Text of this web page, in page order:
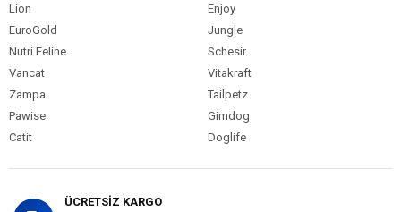
Lion
Enjoy
EuroGold
Jungle
Nutri Feline
Schesir
Vancat
Vitakraft
Zampa
Tailpetz
Pawise
Gimdog
Catit
Doglife
ÜCRETSİZ KARGO